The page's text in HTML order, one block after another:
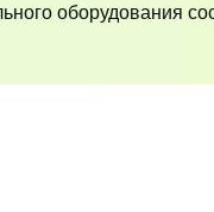
оборудования